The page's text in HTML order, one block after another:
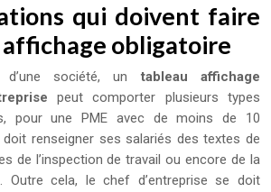
qui doivent faire
affichage obligatoire
société, un tableau affichage
peut comporter plusieurs types
pour une PME avec de moins de 10
doit renseigner ses salariés des textes de
de l’inspection de travail ou encore de la
Outre cela, le chef d’entreprise se doit